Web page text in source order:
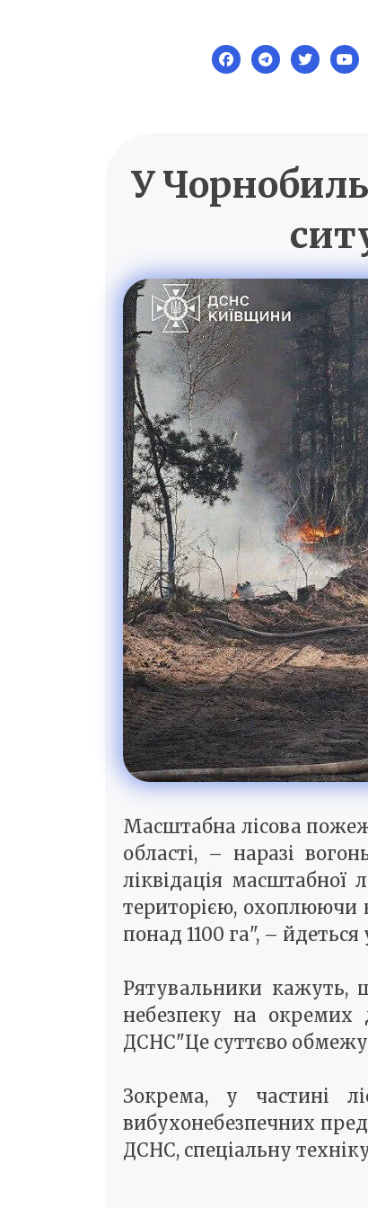
У
Масштабна лісова
області, – наразі
ліквідація масштабної
територією, охоплюючи
понад 1100 га", –
Рятувальники кажуть,
небезпеку на окремих
ДСНС"Це суттєво
Зокрема, у частині
вибухонебезпечних
ДСНС, спеціальну